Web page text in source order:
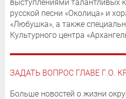
выступлениями талантливых
русской песни «Околица» и
«Любушка», а также
Культурного центра
ЗАДАТЬ ВОПРОС ГЛАВЕ Г.О.
Больше новостей о жизни